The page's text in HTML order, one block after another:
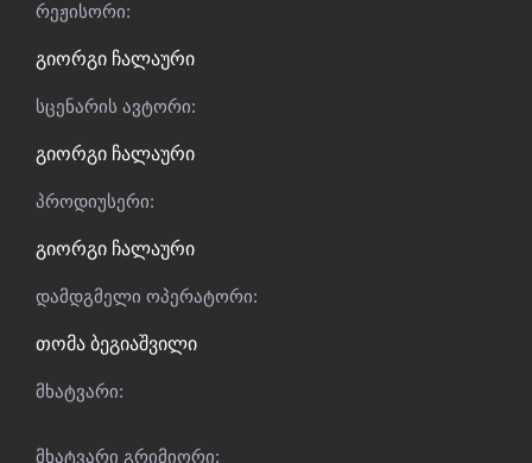
რეჟისორი:
გიორგი ჩალაური
სცენარის ავტორი:
გიორგი ჩალაური
პროდიუსერი:
გიორგი ჩალაური
დამდგმელი ოპერატორი:
თომა ბეგიაშვილი
მხატვარი:
მხატვარი გრიმიორი: